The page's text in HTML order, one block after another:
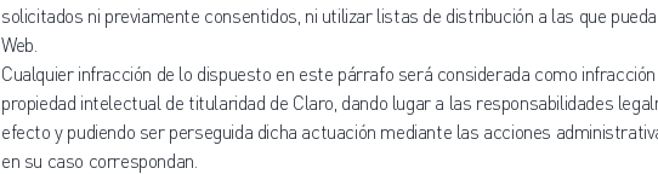
solicitados ni previamente consentidos, ni utilizar listas de distribución a las que
Web.
Cualquier infracción de lo dispuesto en este párrafo será considerada como
propiedad intelectual de titularidad de Claro, dando lugar a las responsabilidades
efecto y pudiendo ser perseguida dicha actuación mediante las acciones
en su caso correspondan.